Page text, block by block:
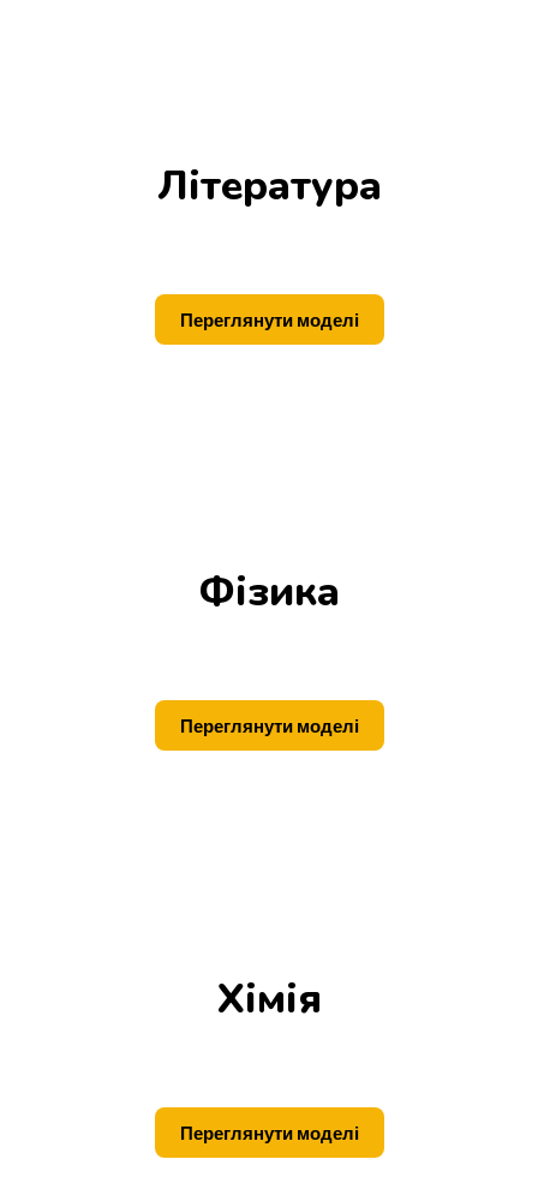
Література
Переглянути моделі
Фізика
Переглянути моделі
Хімія
Переглянути моделі